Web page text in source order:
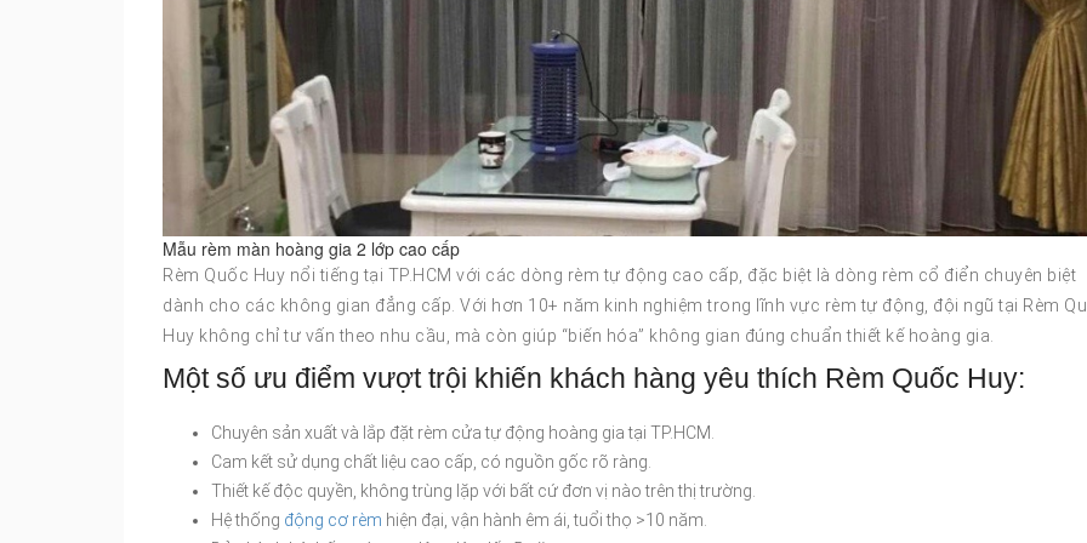
Mẫu rèm màn hoàng gia 2 lớp cao cấp
Rèm Quốc Huy nổi tiếng tại TP.HCM với các dòng rèm tự động cao cấp, đặc biệt là dòng rèm cổ điển chuyên biệt
dành cho các không gian đẳng cấp. Với hơn 10+ năm kinh nghiệm trong lĩnh vực rèm tự động, đội ngũ tại Rèm
Huy không chỉ tư vấn theo nhu cầu, mà còn giúp “biến hóa” không gian đúng chuẩn thiết kế hoàng gia.
Một số ưu điểm vượt trội khiến khách hàng yêu thích Rèm Quốc Huy:
Chuyên sản xuất và lắp đặt rèm cửa tự động hoàng gia tại TP.HCM.
Cam kết sử dụng chất liệu cao cấp, có nguồn gốc rõ ràng.
Thiết kế độc quyền, không trùng lặp với bất cứ đơn vị nào trên thị trường.
Hệ thống động cơ rèm hiện đại, vận hành êm ái, tuổi thọ >10 năm.